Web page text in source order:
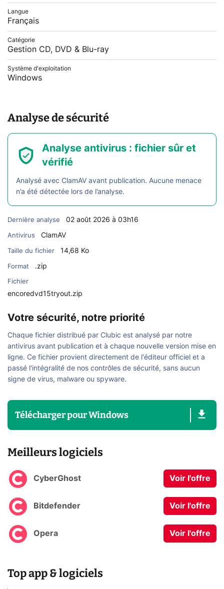
Langue
Français
Catégorie
Gestion CD, DVD & Blu-ray
Système d'exploitation
Windows
Analyse de sécurité
Analyse antivirus : fichier sûr et
vérifié
Analysé avec ClamAV avant publication. Aucune menace
n’a été détectée lors de l’analyse.
Dernière analyse 02 août 2026 à 03h16
Antivirus ClamAV
Taille du fichier 14,68 Ko
Format .zip
Fichier
encoredvd15tryout.zip
Votre sécurité, notre priorité
Chaque fichier distribué par Clubic est analysé par notre
antivirus avant publication et à chaque nouvelle version mise en
ligne. Ce fichier provient directement de l'éditeur officiel et a
passé l'intégralité de nos contrôles de sécurité, sans aucun
signe de virus, malware ou spyware.
TéléchargerpourWindows
Meilleurs logiciels
CyberGhost Voir l'offre
Bitdefender Voir l'offre
Opera Voir l'offre
Top app & logiciels